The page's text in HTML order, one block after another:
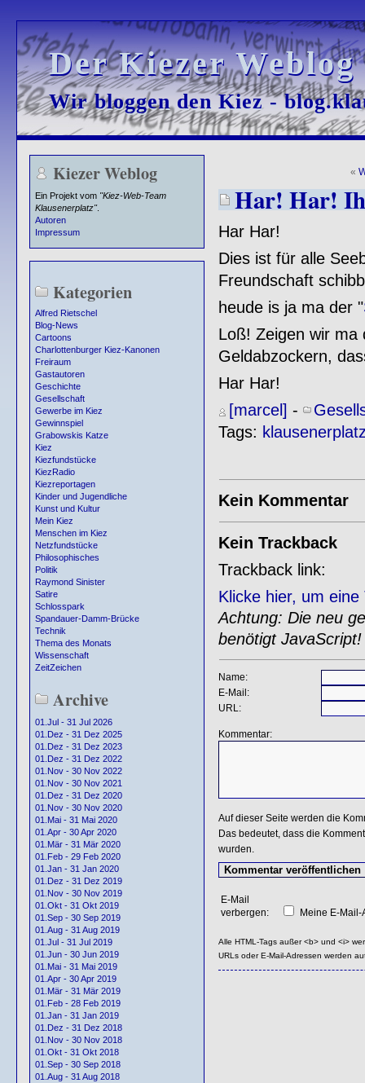
Der Kiezer
Der Kiezer
Wir bloggen den Kiez -
Wir bloggen den Kiez -
Kiezer Weblog
Ein Projekt vom "Kiez-Web-Team
Klausenerplatz".
Autoren
Impressum
Kategorien
Alfred Rietschel
Blog-News
Cartoons
Charlottenburger Kiez-Kanonen
Freiraum
Gastautoren
Geschichte
Gesellschaft
Gewerbe im Kiez
Gewinnspiel
Grabowskis Katze
Kiez
Kiezfundstücke
KiezRadio
Kiezreportagen
Kinder und Jugendliche
Kunst und Kultur
Mein Kiez
Menschen im Kiez
Netzfundstücke
Philosophisches
Politik
Raymond Sinister
Satire
Schlosspark
Spandauer-Damm-Brücke
Technik
Thema des Monats
Wissenschaft
ZeitZeichen
Archive
01.Jul - 31 Jul 2026
01.Dez - 31 Dez 2025
01.Dez - 31 Dez 2023
01.Dez - 31 Dez 2022
01.Nov - 30 Nov 2022
01.Nov - 30 Nov 2021
01.Dez - 31 Dez 2020
01.Nov - 30 Nov 2020
01.Mai - 31 Mai 2020
01.Apr - 30 Apr 2020
01.Mär - 31 Mär 2020
01.Feb - 29 Feb 2020
01.Jan - 31 Jan 2020
01.Dez - 31 Dez 2019
01.Nov - 30 Nov 2019
01.Okt - 31 Okt 2019
01.Sep - 30 Sep 2019
01.Aug - 31 Aug 2019
01.Jul - 31 Jul 2019
01.Jun - 30 Jun 2019
01.Mai - 31 Mai 2019
01.Apr - 30 Apr 2019
01.Mär - 31 Mär 2019
01.Feb - 28 Feb 2019
01.Jan - 31 Jan 2019
01.Dez - 31 Dez 2018
01.Nov - 30 Nov 2018
01.Okt - 31 Okt 2018
01.Sep - 30 Sep 2018
01.Aug - 31 Aug 2018
«
Har! Har!
Har Har!
Dies ist für alle
Freundschaft
heude is ja ma der "
Loß! Zeigen wir ma
Geldabzockern,
Har Har!
[marcel] -
Tags:
Kein Kommentar
Kein Trackback
Trackback link:
Klicke hier, um
Achtung: Die neu
benötigt JavaScript!
Name:
E-Mail:
URL:
Kommentar:
Auf dieser Seite werden die
Das bedeutet, dass die
wurden.
E-Mail
verbergen:
Meine E-
Alle HTML-Tags außer <b> und <i>
URLs oder E-Mail-Adressen werden